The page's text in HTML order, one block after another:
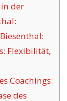
der
Flexibilität,
Coachings:
des